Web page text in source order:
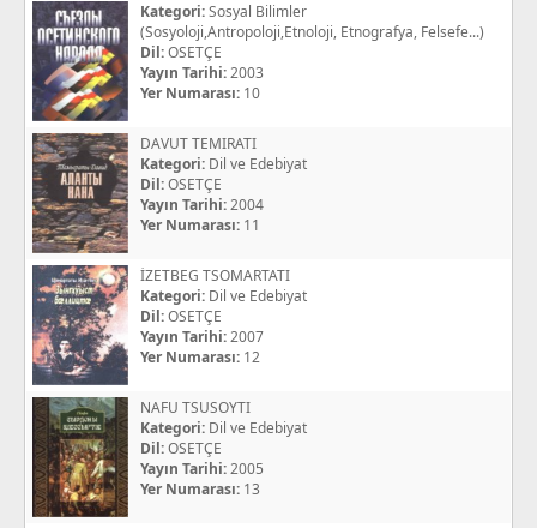
Kategori:Sosyal Bilimler
(Sosyoloji,Antropoloji,Etnoloji, Etnografya, Felsefe...)
Dil:OSETÇE
Yayın Tarihi:2003
Yer Numarası: 10
DAVUT TEMIRATI
Kategori: Dil ve Edebiyat
Dil:OSETÇE
Yayın Tarihi:2004
Yer Numarası: 11
İZETBEG TSOMARTATI
Kategori: Dil ve Edebiyat
Dil:OSETÇE
Yayın Tarihi:2007
Yer Numarası: 12
NAFU TSUSOYTI
Kategori: Dil ve Edebiyat
Dil:OSETÇE
Yayın Tarihi:2005
Yer Numarası: 13